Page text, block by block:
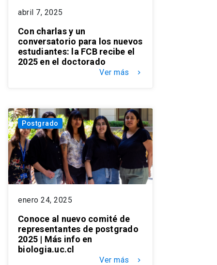
abril 7, 2025
Con charlas y un
conversatorio para los nuevos
estudiantes: la FCB recibe el
2025 en el doctorado
Ver más keyboard_arrow_right
Postgrado
enero 24, 2025
Conoce al nuevo comité de
representantes de postgrado
2025 | Más info en
biologia.uc.cl
Ver más keyboard_arrow_right